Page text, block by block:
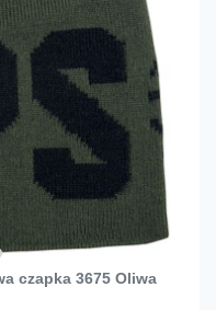
czapka 3675 Oliwa